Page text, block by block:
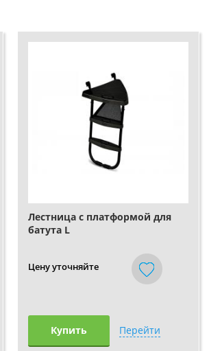
Лестница с платформой для
батута L
Цену уточняйте
Купить Перейти